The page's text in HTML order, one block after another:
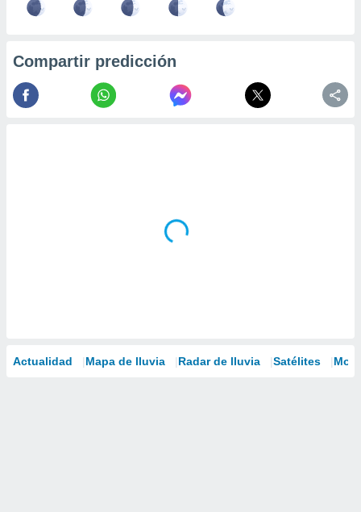
Compartir predicción
Actualidad Mapa de lluvia Radar de lluvia Satélites